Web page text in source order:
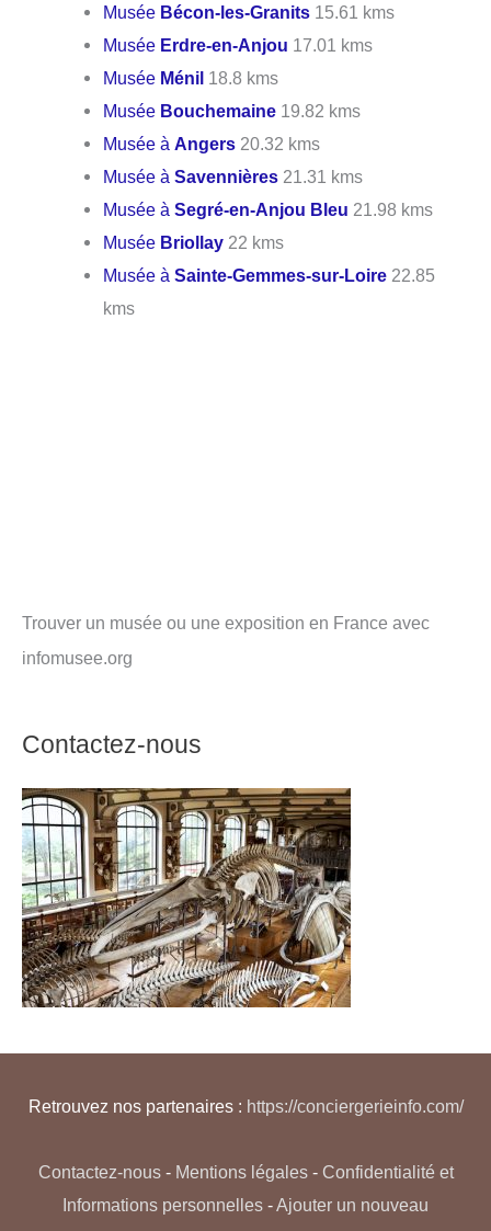
Musée Bécon-les-Granits 15.61 kms
Musée Erdre-en-Anjou 17.01 kms
Musée Ménil 18.8 kms
Musée Bouchemaine 19.82 kms
Musée àAngers 20.32 kms
Musée àSavennières 21.31 kms
Musée àSegré-en-Anjou Bleu 21.98 kms
Musée Briollay 22 kms
Musée àSainte-Gemmes-sur-Loire 22.85
kms
Trouver un musée ou une exposition en France avec
infomusee.org
Contactez-nous
Retrouvez nos partenaires : https://conciergerieinfo.com/
Contactez-nous- Mentions légales- Confidentialité et
Informations personnelles -Ajouter un nouveau